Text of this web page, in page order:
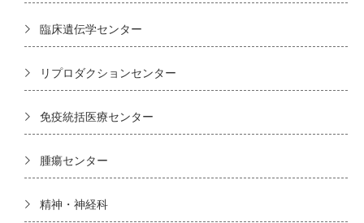
臨床遺伝学センター
リプロダクションセンター
免疫統括医療センター
腫瘍センター
精神・神経科